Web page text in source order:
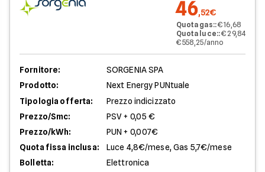
46,52€
Quota gas::€ 16,68
Quota luce::€ 29,84
€ 558,25/anno
Fornitore:
SORGENIA SPA
Prodotto:
Next Energy PUNtuale
Tipologia offerta:
Prezzo indicizzato
Prezzo/Smc:
PSV + 0,05 €
Prezzo/kWh:
PUN + 0,007€
Quota fissa inclusa:
Luce 4,8€/mese, Gas 5,7€/mese
Bolletta:
Elettronica